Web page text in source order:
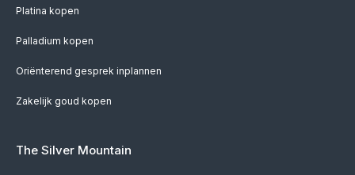
Platina kopen
Palladium kopen
Oriënterend gesprek inplannen
Zakelijk goud kopen
The Silver Mountain